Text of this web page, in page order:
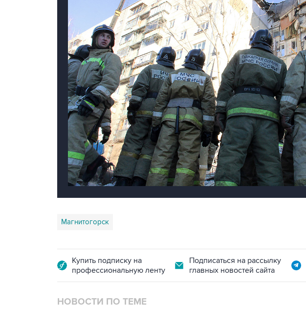
Магнитогорск
Купить подписку на
профессиональную ленту
Подписаться на рассылку
главных новостей сайта
НОВОСТИ ПО ТЕМЕ